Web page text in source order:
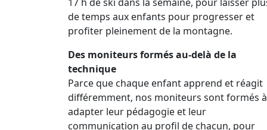
de temps aux enfants pour progresser et
profiter pleinement de la montagne.
Des moniteurs formés au-delà de la
technique
Parce que chaque enfant apprend et réagit
différemment, nos moniteurs sont formés à
adapter leur pédagogie et leur
communication au profil de chacun, pour